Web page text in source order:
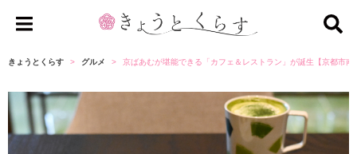
ょ
きょうとくらす グルメ 京ばあむが堪能できる「カフェ＆レストラン」が誕生【京都市南